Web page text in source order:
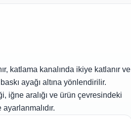
katlama kanalında ikiye katlanır ve
ayağı altına yönlendirilir.
iğne aralığı ve ürün çevresindeki